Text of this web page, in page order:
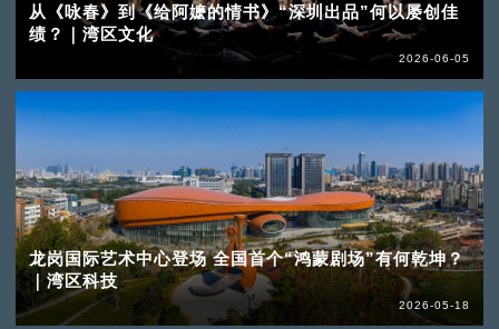
从《咏春》到《给阿嬷的情书》“深圳出品”何以屡创佳
绩？｜湾区文化
2026-06-05
龙岗国际艺术中心登场 全国首个“鸿蒙剧场”有何乾坤？
｜湾区科技
2026-05-18